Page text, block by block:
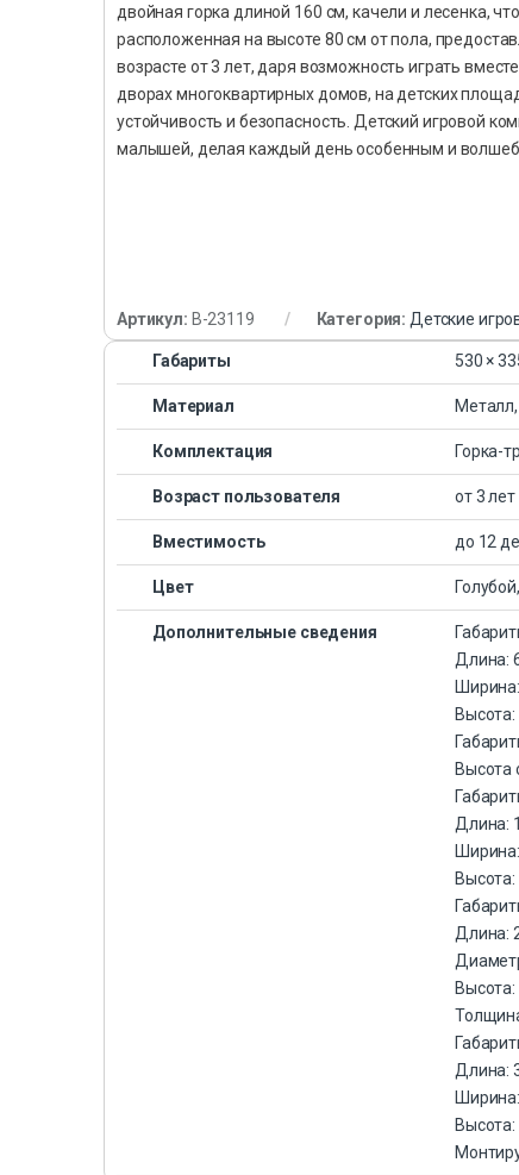
двойная горка длиной 160 см, качели и лесенка,
расположенная на высоте 80 см от пола,
возрасте от 3 лет, даря возможность играть
дворах многоквартирных домов, на детских
устойчивость и безопасность. Детский игровой
малышей, делая каждый день особенным и
Артикул: B-23119 Категория: Детские
Габариты 530 ×
Материал
Комплектация Горка-
Возраст пользователя от 3 лет
Вместимость до 12
Цвет
Дополнительные сведения
Длина:
Высота:
Высота
Длина:
Высота:
Длина:
Высота:
Длина:
Высота: